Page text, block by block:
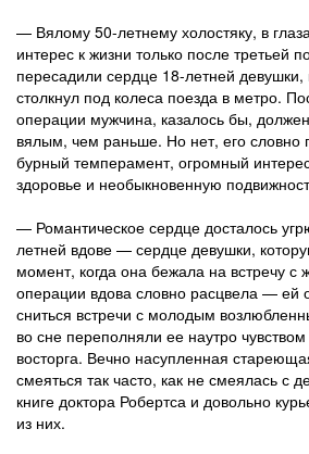
— Вялому 50-летнему холостяку, в
интерес к жизни только после третьей
пересадили сердце 18-летней
столкнул под колеса поезда в метро.
операции мужчина, казалось бы,
вялым, чем раньше. Но нет, его словно
бурный темперамент, огромный
здоровье и необыкновенную
— Романтическое сердце досталось
летней вдове — сердце девушки,
момент, когда она бежала на встречу с
операции вдова словно расцвела — ей
сниться встречи с молодым
во сне переполняли ее наутро
восторга. Вечно насупленная
смеяться так часто, как не смеялась с
книге доктора Робертса и довольно
из них.